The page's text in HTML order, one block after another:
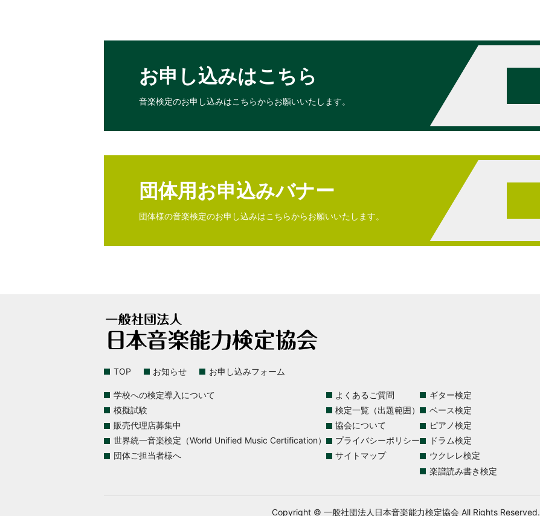
お申し込みはこちら
音楽検定のお申し込みはこちらからお願いいたします。
団体用お申込みバナー
団体様の音楽検定のお申し込みはこちらからお願いいたします。
TOP お知らせ お申し込みフォーム
学校への検定導入について
模擬試験
販売代理店募集中
世界統一音楽検定（World Unified Music Certification）
団体ご担当者様へ
よくあるご質問
検定一覧（出題範囲）
協会について
プライバシーポリシー
サイトマップ
ギター検定
ベース検定
ピアノ検定
ドラム検定
ウクレレ検定
楽譜読み書き検定
Copyright © 一般社団法人日本音楽能力検定協会 All Rights Reserved.